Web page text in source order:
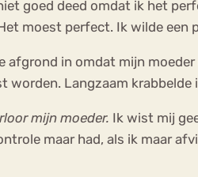
goed deed omdat ik het
moest perfect. Ik wilde een
in omdat mijn
Langzaam krabbelde
mijn moeder. Ik wist mij
maar had, als ik maar